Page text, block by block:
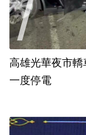
高雄光華夜市
一度停電